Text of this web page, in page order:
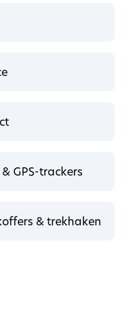
GPS-trackers
& trekhaken